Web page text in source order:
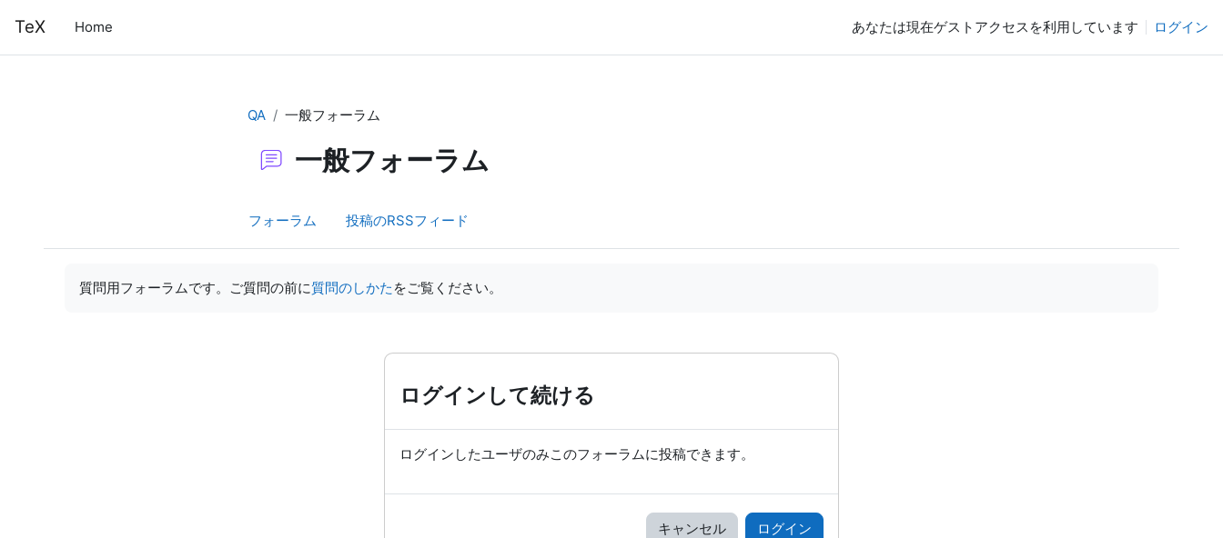
TeX Home あなたは現在ゲストアクセスを利用しています ログイン
QA 一般フォーラム
一般フォーラム
フォーラム 投稿のRSSフィード
質問用フォーラムです。ご質問の前に質問のしかた をご覧ください。
ログインして続ける
ログインしたユーザのみこのフォーラムに投稿できます。
キャンセル ログイン